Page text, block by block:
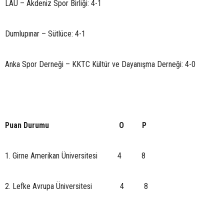
LAÜ – Akdeniz Spor Birliği: 4-1
Dumlupınar – Sütlüce: 4-1
Anka Spor Derneği – KKTC Kültür ve Dayanışma Derneği: 4-0
Puan Durumu O P
1. Girne Amerikan Üniversitesi 4 8
2. Lefke Avrupa Üniversitesi 4 8